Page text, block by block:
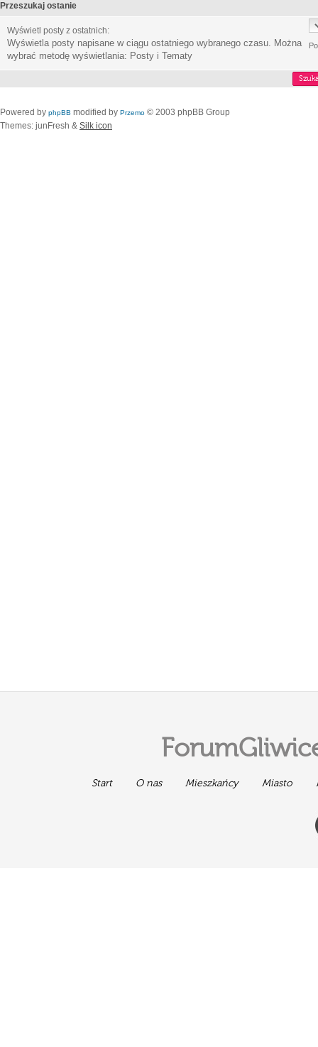
Przeszukaj ostanie
Wyświetl posty z ostatnich:
Wyświetla posty napisane w ciągu ostatniego wybranego czasu. Można
wybrać metodę wyświetlania: Posty i Tematy
Powered by phpBB modified by Przemo © 2003 phpBB Group
Themes: junFresh & Silk icon
Start O nas Mieszkańcy Miasto